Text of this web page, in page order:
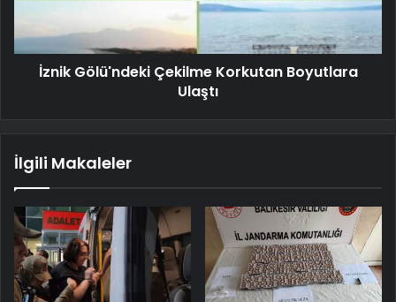
İznik Gölü'ndeki Çekilme Korkutan Boyutlara
Ulaştı
İlgili Makaleler